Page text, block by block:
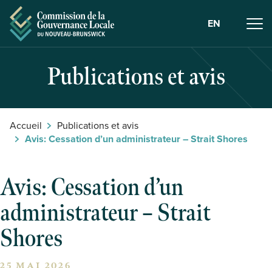
Skip to Content
EN
Publications et avis
Accueil
Publications et avis
Avis: Cessation d’un administrateur – Strait Shores
Avis: Cessation d’un
administrateur – Strait
Shores
25 MAI 2026